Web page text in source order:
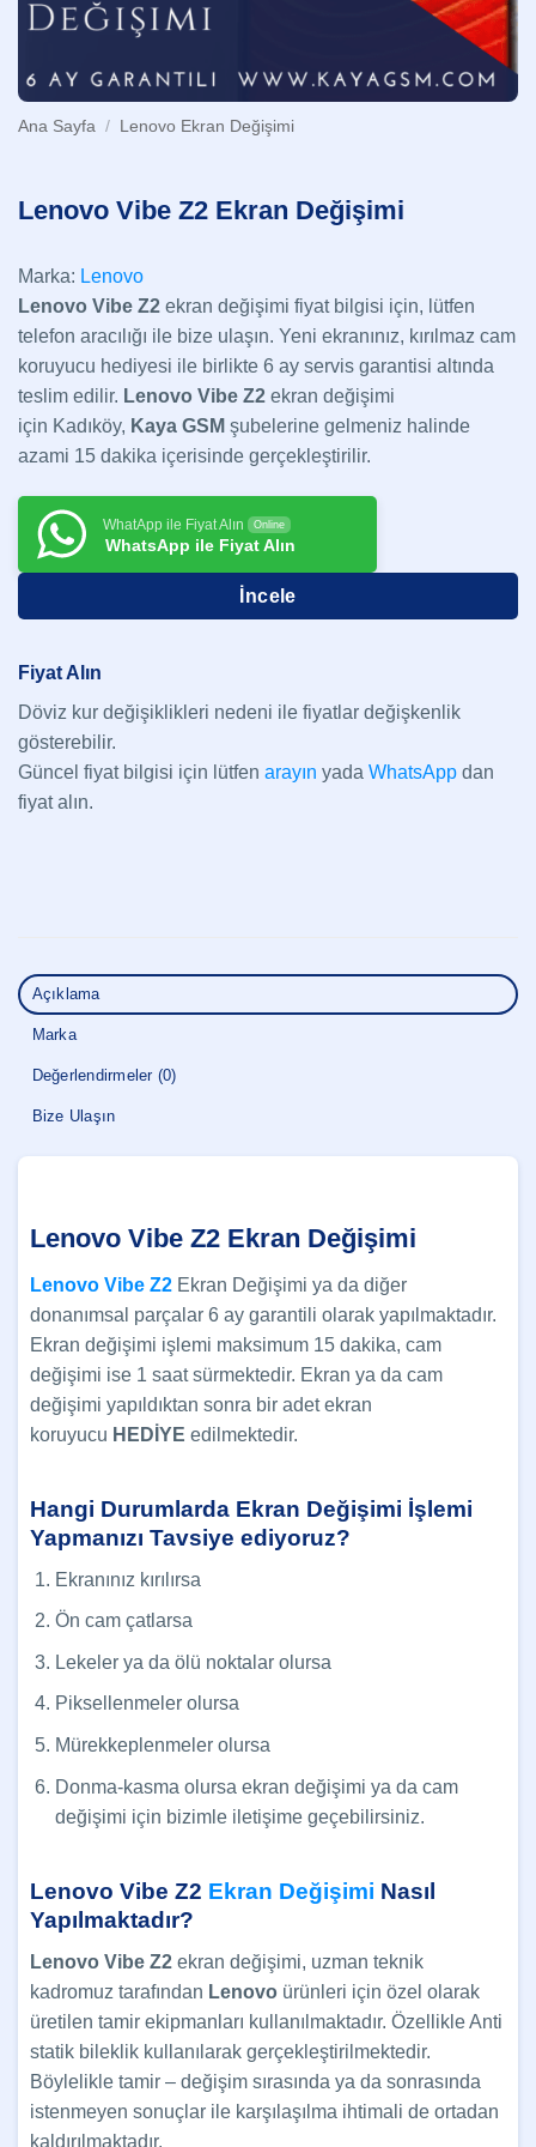
Ana Sayfa / Lenovo Ekran Değişimi
Lenovo Vibe Z2 Ekran Değişimi
Marka: Lenovo
Lenovo Vibe Z2 ekran değişimi fiyat bilgisi için, lütfen
telefon aracılığı ile bize ulaşın. Yeni ekranınız, kırılmaz cam
koruyucu hediyesi ile birlikte 6 ay servis garantisi altında
teslim edilir. Lenovo Vibe Z2 ekran değişimi
için Kadıköy, Kaya GSM şubelerine gelmeniz halinde
azami 15 dakika içerisinde gerçekleştirilir.
WhatApp ile Fiyat Alın Online
WhatsApp ile Fiyat Alın
İncele
Fiyat Alın
Döviz kur değişiklikleri nedeni ile fiyatlar değişkenlik
gösterebilir.
Güncel fiyat bilgisi için lütfen arayın yada WhatsApp dan
fiyat alın.
Açıklama
Marka
Değerlendirmeler (0)
Bize Ulaşın
Lenovo Vibe Z2 Ekran Değişimi
Lenovo Vibe Z2 Ekran Değişimi ya da diğer
donanımsal parçalar 6 ay garantili olarak yapılmaktadır.
Ekran değişimi işlemi maksimum 15 dakika, cam
değişimi ise 1 saat sürmektedir. Ekran ya da cam
değişimi yapıldıktan sonra bir adet ekran
koruyucu HEDİYE edilmektedir.
Hangi Durumlarda Ekran Değişimi İşlemi
Yapmanızı Tavsiye ediyoruz?
Ekranınız kırılırsa
Ön cam çatlarsa
Lekeler ya da ölü noktalar olursa
Piksellenmeler olursa
Mürekkeplenmeler olursa
Donma-kasma olursa ekran değişimi ya da cam
değişimi için bizimle iletişime geçebilirsiniz.
Lenovo Vibe Z2 Ekran Değişimi Nasıl
Yapılmaktadır?
Lenovo Vibe Z2 ekran değişimi, uzman teknik
kadromuz tarafından Lenovo ürünleri için özel olarak
üretilen tamir ekipmanları kullanılmaktadır. Özellikle Anti
statik bileklik kullanılarak gerçekleştirilmektedir.
Böylelikle tamir – değişim sırasında ya da sonrasında
istenmeyen sonuçlar ile karşılaşılma ihtimali de ortadan
kaldırılmaktadır.